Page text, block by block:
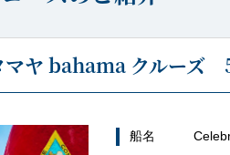
マヤ bahama クルーズ
船名